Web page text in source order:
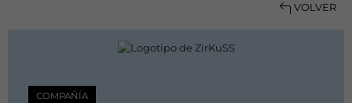
VOLVER
COMPAÑÍA